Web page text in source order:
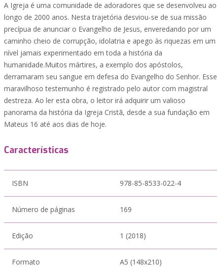
A Igreja é uma comunidade de adoradores que se desenvolveu ao
longo de 2000 anos. Nesta trajetória desviou-se de sua missão
precípua de anunciar o Evangelho de Jesus, enveredando por um
caminho cheio de corrupção, idolatria e apego às riquezas em um
nível jamais experimentado em toda a história da
humanidade.Muitos mártires, a exemplo dos apóstolos,
derramaram seu sangue em defesa do Evangelho do Senhor. Esse
maravilhoso testemunho é registrado pelo autor com magistral
destreza. Ao ler esta obra, o leitor irá adquirir um valioso
panorama da história da Igreja Cristã, desde a sua fundação em
Mateus 16 até aos dias de hoje.
Características
ISBN 978-85-8533-022-4
Número de páginas 169
Edição 1 (2018)
Formato A5 (148x210)